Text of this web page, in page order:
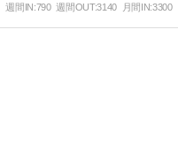
週間IN:790 週間OUT:3140 月間IN:3300